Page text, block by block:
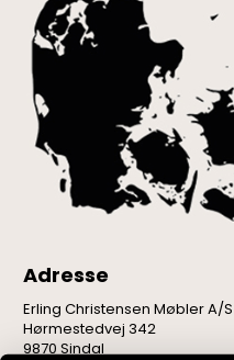
Adresse
Erling Christensen Møbler A/S
Hørmestedvej 342
9870 Sindal